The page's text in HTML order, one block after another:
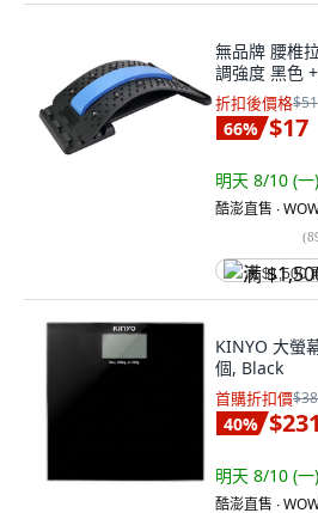
無品牌 腰椎
調強度 黑色
折扣後價格$51
66% $17
明天 8/10 (一)
酷澎直售 ∙
(
满 $1,500
KINYO 大螢
個, Black
首購折扣價
40% $231
明天 8/10 (一)
酷澎直售 ∙